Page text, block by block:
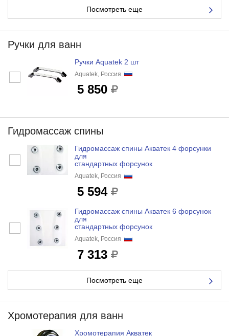
Посмотреть еще
Ручки для ванн
Ручки Aquatek 2 шт
Aquatek, Россия
5 850
Гидромассаж спины
Гидромассаж спины Акватек 4 форсунки
для
стандартных форсунок
Aquatek, Россия
5 594
Гидромассаж спины Акватек 6 форсунок
для
стандартных форсунок
Aquatek, Россия
7 313
Посмотреть еще
Хромотерапия для ванн
Хромотерапия Акватек